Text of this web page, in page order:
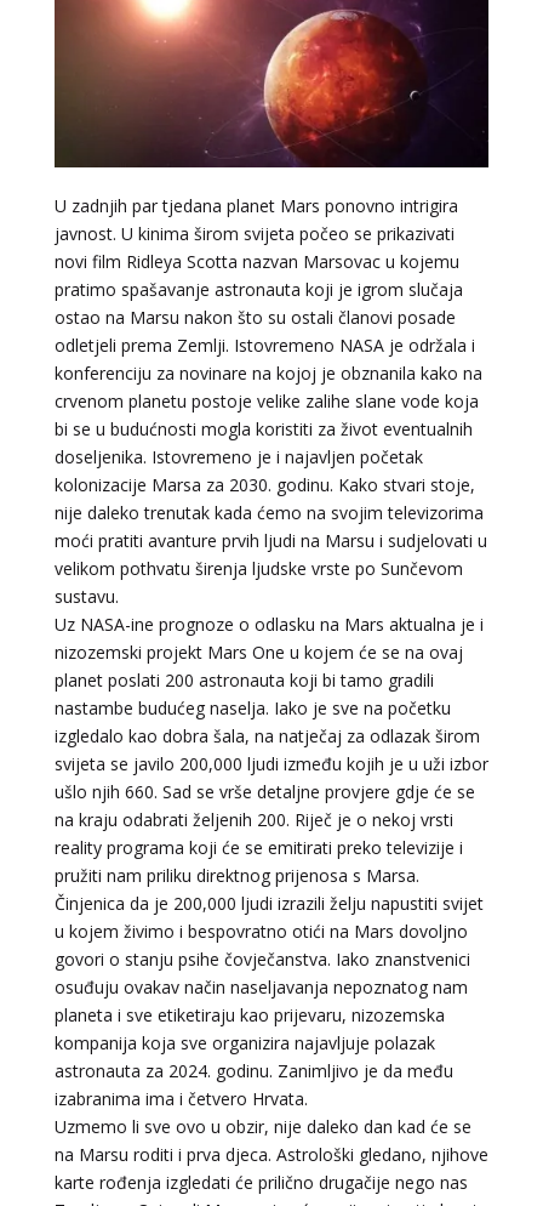
U zadnjih par tjedana planet Mars ponovno intrigira
javnost. U kinima širom svijeta počeo se prikazivati
novi film Ridleya Scotta nazvan Marsovac u kojemu
pratimo spašavanje astronauta koji je igrom slučaja
ostao na Marsu nakon što su ostali članovi posade
odletjeli prema Zemlji. Istovremeno NASA je održala i
konferenciju za novinare na kojoj je obznanila kako na
crvenom planetu postoje velike zalihe slane vode koja
bi se u budućnosti mogla koristiti za život eventualnih
doseljenika. Istovremeno je i najavljen početak
kolonizacije Marsa za 2030. godinu. Kako stvari stoje,
nije daleko trenutak kada ćemo na svojim televizorima
moći pratiti avanture prvih ljudi na Marsu i sudjelovati u
velikom pothvatu širenja ljudske vrste po Sunčevom
sustavu.
Uz NASA-ine prognoze o odlasku na Mars aktualna je i
nizozemski projekt Mars One u kojem će se na ovaj
planet poslati 200 astronauta koji bi tamo gradili
nastambe budućeg naselja. Iako je sve na početku
izgledalo kao dobra šala, na natječaj za odlazak širom
svijeta se javilo 200,000 ljudi između kojih je u uži izbor
ušlo njih 660. Sad se vrše detaljne provjere gdje će se
na kraju odabrati željenih 200. Riječ je o nekoj vrsti
reality programa koji će se emitirati preko televizije i
pružiti nam priliku direktnog prijenosa s Marsa.
Činjenica da je 200,000 ljudi izrazili želju napustiti svijet
u kojem živimo i bespovratno otići na Mars dovoljno
govori o stanju psihe čovječanstva. Iako znanstvenici
osuđuju ovakav način naseljavanja nepoznatog nam
planeta i sve etiketiraju kao prijevaru, nizozemska
kompanija koja sve organizira najavljuje polazak
astronauta za 2024. godinu. Zanimljivo je da među
izabranima ima i četvero Hrvata.
Uzmemo li sve ovo u obzir, nije daleko dan kad će se
na Marsu roditi i prva djeca. Astrološki gledano, njihove
karte rođenja izgledati će prilično drugačije nego nas
LUCIJA/ Kod #136
Tarot savjetnik je zauzet
TEHNIKE:sudbinske karte, anđeoske poruke